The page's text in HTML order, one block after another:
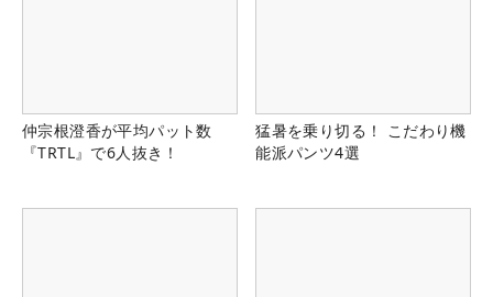
仲宗根澄香が平均パット数
『TRTL』で6人抜き！
猛暑を乗り切る！ こだわり機
能派パンツ4選